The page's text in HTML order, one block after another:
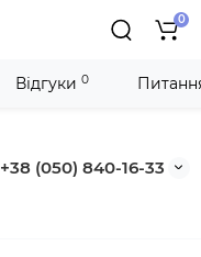
+38 (050) 840-16-33
0
Відгуки 0